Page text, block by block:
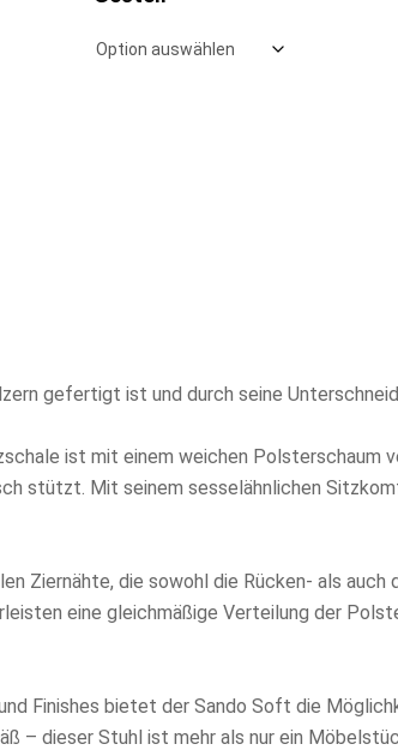
gefertigt ist und durch seine
ist mit einem weichen Polsterschaum
stützt. Mit seinem sesselähnlichen
Ziernähte, die sowohl die Rücken- als
eine gleichmäßige Verteilung der
Finishes bietet der Sando Soft die
– dieser Stuhl ist mehr als nur ein